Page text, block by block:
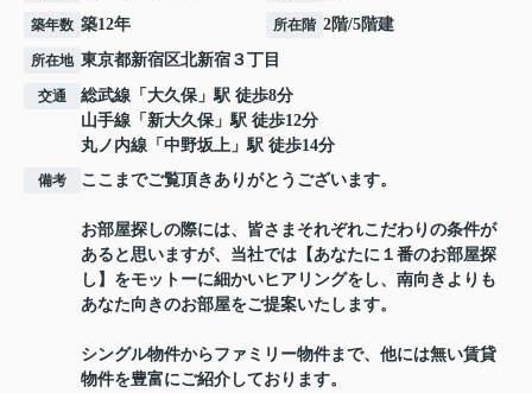
築年数 築12年 所在階 2階/5階建
所在地 東京都新宿区北新宿 ３丁目
交通 総武線 「 大久保」駅 徒歩8分
山手線 「 新大久保」駅 徒歩12分
丸ノ内線 「 中野坂上 」駅 徒歩14分
備考 ここまでご覧頂きありがとうございます。
お部屋探しの際には、皆さまそれぞれこだわりの条件が
あると思いますが、当社では【あなたに１番のお部屋探
し】をモットーに細かいヒアリングをし、南向きよりも
あなた向きのお部屋をご提案いたします。
シングル物件からファミリー物件まで、他には無い賃貸
物件を豊富にご紹介しております。